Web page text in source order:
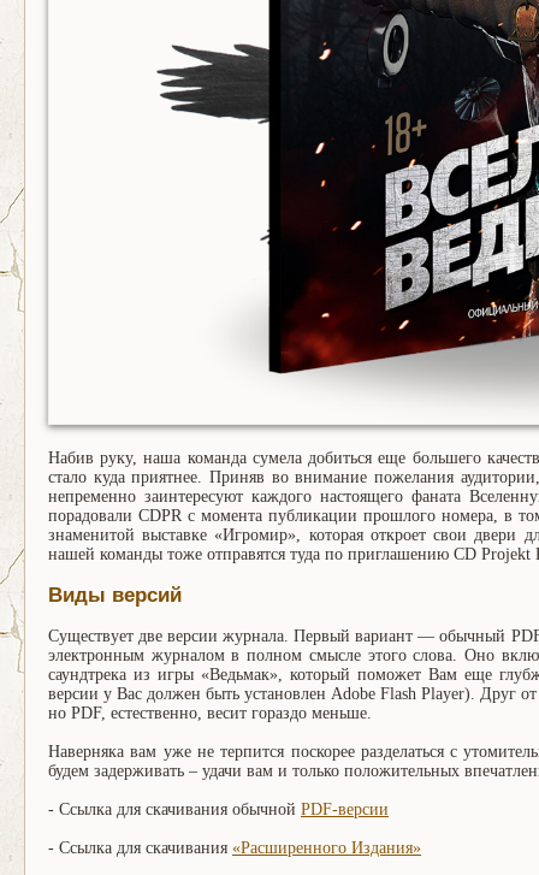
Набив руку, наша команда сумела добиться еще большего
стало куда приятнее. Приняв во внимание пожелания
непременно заинтересуют каждого настоящего фаната
порадовали CDPR с момента публикации прошлого номера, в
знаменитой выставке «Игромир», которая откроет свои
нашей команды тоже отправятся туда по приглашению CD
Виды версий
Существует две версии журнала. Первый вариант — обычный
электронным журналом в полном смысле этого слова. Оно
саундтрека из игры «Ведьмак», который поможет Вам еще
версии у Вас должен быть установлен Adobe Flash Player). Друг
но PDF, естественно, весит гораздо меньше.
Наверняка вам уже не терпится поскорее разделаться с
будем задерживать – удачи вам и только положительных
- Ссылка для скачивания обычной PDF-версии
- Ссылка для скачивания «Расширенного Издания»